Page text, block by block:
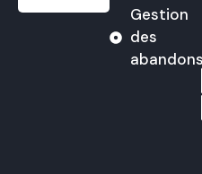
Gestion
des
abandons